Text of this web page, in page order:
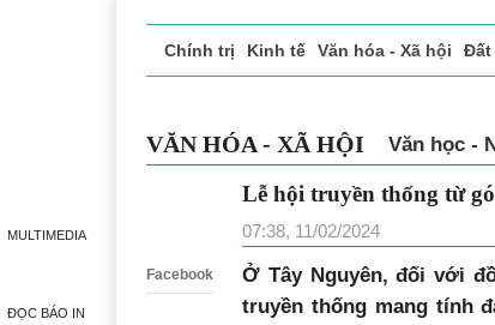
MULTIMEDIA
ĐỌC BÁO IN
Chính trị Kinh tế Văn hóa - Xã hội Đất
VĂN HÓA - XÃ HỘI Văn học -
Facebook
Lễ hội truyền thống từ
07:38, 11/02/2024
Ở Tây Nguyên, đối với
truyền thống mang tính